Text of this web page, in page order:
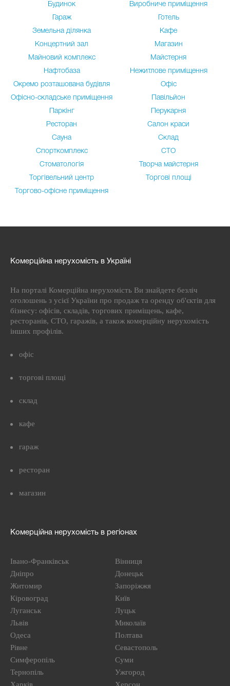
Будинок
Виробниче приміщення
Гараж
Готель
Земельна ділянка
Кафе
Концертний зал
Магазин
Майновий комплекс
Майстерня
Нафтобаза
Нежитлове приміщення
Окремо розташована будівля
Офіс
Офісно-складське приміщення
Павільйон
Паркінг
Перукарня
Ресторан
Салон краси
Сауна
Склад
Спорткомплекс
СТО
Стоматологія
Творча майстерня
Торгівельний центр
Торгові площі
Торгово-офісне приміщення
Комерційна нерухомість в Україні
На порталі Комерційна нерухомість Ви знайдете безліч
оголошень з усієї України про продаж та оренду об'єктів для
бізнесу: офісів, складів, торгових приміщень, кафе,
ресторанів, СТО, гаражів, а також комерційну нерухомість
інших профілів.
офіс
торгові площі
склад
кафе
гараж
ресторан
магазин
Комерційна нерухомість в регіонах
Івано-Франківськ
Вінниця
Дніпро
Донецьк
Житомир
Запоріжжя
Кіровоград
Київ
Луганськ
Луцьк
Львів
Миколаїв
Одеса
Полтава
Рівне
Севастополь
Симферопіль
Суми
Тернопіль
Ужгород